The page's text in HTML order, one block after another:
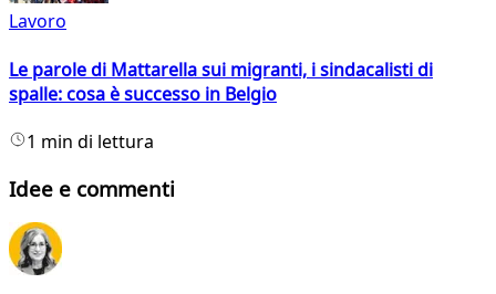
Lavoro
Le parole di Mattarella sui migranti, i sindacalisti di
spalle: cosa è successo in Belgio
1 min di lettura
Idee e commenti